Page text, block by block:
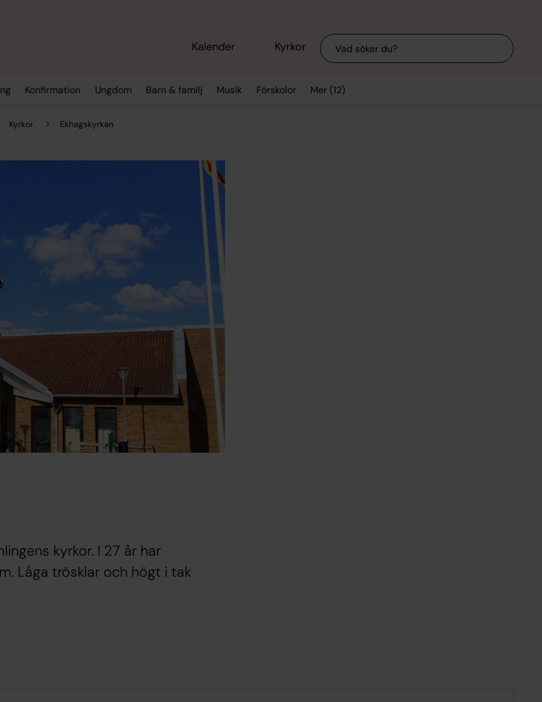
Kalender Kyrkor Sök
Konfirmation Ungdom Barn & familj Musik Förskolor Mer (12)
Kyrkor Ekhagskyrkan
kyrkor. I 27 år har
Låga trösklar och högt i tak